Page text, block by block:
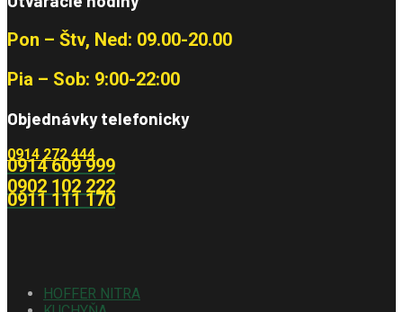
Pon – Štv, Ned: 09.00-20.00
Pia – Sob: 9:00-22:00
Objednávky telefonicky
0914 272 444
0914 609 999
0902 102 222
0911 111 170
HOFFER NITRA